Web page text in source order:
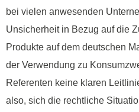
bei vielen anwesenden
Unsicherheit in Bezug auf die
Produkte auf dem deutschen
der Verwendung zu
Referenten keine klaren
also, sich die rechtliche